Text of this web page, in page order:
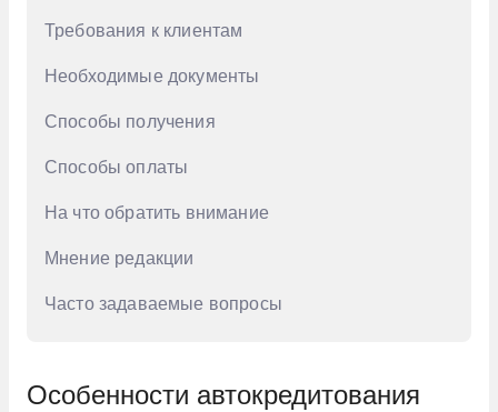
Honda
Jaecoo
Jetour
Kaiyi
Требования к клиентам
Необходимые документы
Способы получения
Способы оплаты
На что обратить внимание
Мнение редакции
Часто задаваемые вопросы
Особенности автокредитования